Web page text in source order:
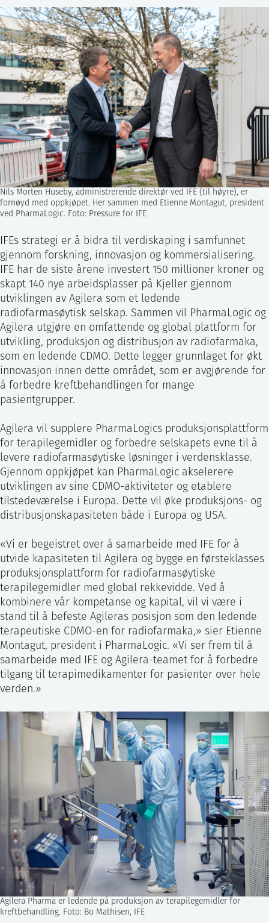
Nils Morten Huseby, administrerende direktør ved IFE (til høyre), er
fornøyd med oppkjøpet. Her sammen med Etienne Montagut, president
ved PharmaLogic. Foto: Pressure for IFE
IFEs strategi er å bidra til verdiskaping i samfunnet
gjennom forskning, innovasjon og kommersialisering.
IFE har de siste årene investert 150 millioner kroner og
skapt 140 nye arbeidsplasser på Kjeller gjennom
utviklingen av Agilera som et ledende
radiofarmasøytisk selskap. Sammen vil PharmaLogic og
Agilera utgjøre en omfattende og global plattform for
utvikling, produksjon og distribusjon av radiofarmaka,
som en ledende CDMO. Dette legger grunnlaget for økt
innovasjon innen dette området, som er avgjørende for
å forbedre kreftbehandlingen for mange
pasientgrupper.
Agilera vil supplere PharmaLogics produksjonsplattform
for terapilegemidler og forbedre selskapets evne til å
levere radiofarmasøytiske løsninger i verdensklasse.
Gjennom oppkjøpet kan PharmaLogic akselerere
utviklingen av sine CDMO-aktiviteter og etablere
tilstedeværelse i Europa. Dette vil øke produksjons- og
distribusjonskapasiteten både i Europa og USA.
«Vi er begeistret over å samarbeide med IFE for å
utvide kapasiteten til Agilera og bygge en førsteklasses
produksjonsplattform for radiofarmasøytiske
terapilegemidler med global rekkevidde. Ved å
kombinere vår kompetanse og kapital, vil vi være i
stand til å befeste Agileras posisjon som den ledende
terapeutiske CDMO-en for radiofarmaka,» sier Etienne
Montagut, president i PharmaLogic. «Vi ser frem til å
samarbeide med IFE og Agilera-teamet for å forbedre
tilgang til terapimedikamenter for pasienter over hele
verden.»
Agilera Pharma er ledende på produksjon av terapilegemidler for
kreftbehandling. Foto: Bo Mathisen, IFE